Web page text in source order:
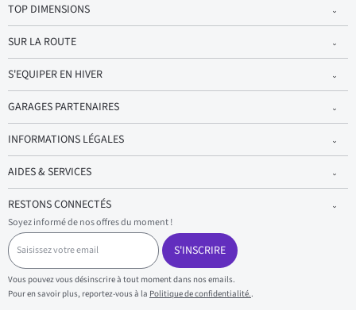
TOP DIMENSIONS
SUR LA ROUTE
S'EQUIPER EN HIVER
GARAGES PARTENAIRES
INFORMATIONS LÉGALES
AIDES & SERVICES
RESTONS CONNECTÉS
Soyez informé de nos offres du moment !
S
a
i
s
i
s
S'INSCRIRE
Vous pouvez vous désinscrire à tout moment dans nos emails.
Pour en savoir plus, reportez-vous à la Politique de confidentialité..